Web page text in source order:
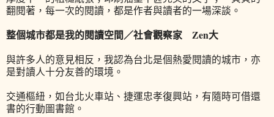
翻閱著，每一次的閱讀，都是作者與讀者的一場深談。
整個城市都是我的閱讀空間／社會觀察家 Zen大
與許多人的意見相反，我認為台北是個熱愛閱讀的城市，亦
是對讀人十分友善的環境。
交通樞紐，如台北火車站、捷運忠孝復興站，有隨時可借還
書的行動圖書館。